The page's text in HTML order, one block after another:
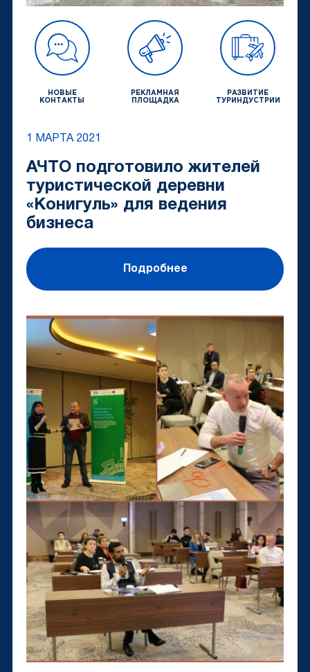
НОВЫЕ
КОНТАКТЫ
РЕКЛАМНАЯ
ПЛОЩАДКА
РАЗВИТИЕ
ТУРИНДУСТРИИ
1 МАРТА 2021
АЧТО подготовило жителей
туристической деревни
«Конигуль» для ведения
бизнеса
Подробнее